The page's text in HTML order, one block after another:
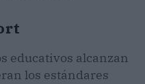
educativos alcanzan
los estándares